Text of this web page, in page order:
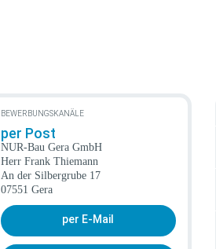
BEWERBUNGSKANÄLE
per Post
NUR-Bau Gera GmbH
Herr Frank Thiemann
An der Silbergrube 17
07551 Gera
per E-Mail